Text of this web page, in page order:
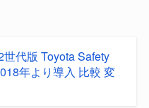
世代版 Toyota Safety
年より導入 比較 変